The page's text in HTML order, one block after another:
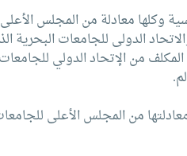
وكلها معادلة من المجلس
الدولى للجامعات البحرية
فريق العمل المكلف من الإتحاد
من المجلس الأعلى